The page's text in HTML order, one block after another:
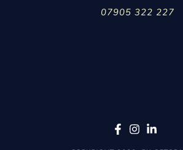
07905 322 227